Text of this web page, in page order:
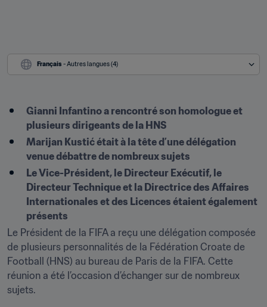
Français - Autres langues (4)
Gianni Infantino a rencontré son homologue et
plusieurs dirigeants de la HNS
Marijan Kustić était à la tête d’une délégation
venue débattre de nombreux sujets
Le Vice-Président, le Directeur Exécutif, le
Directeur Technique et la Directrice des Affaires
Internationales et des Licences étaient également
présents
Le Président de la FIFA a reçu une délégation composée
de plusieurs personnalités de la Fédération Croate de
Football (HNS) au bureau de Paris de la FIFA. Cette
réunion a été l’occasion d’échanger sur de nombreux
sujets.